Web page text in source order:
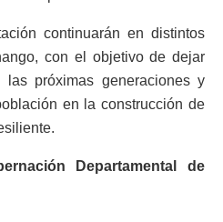
continuarán en distintos
con el objetivo de dejar
próximas generaciones y
en la construcción de
Departamental de